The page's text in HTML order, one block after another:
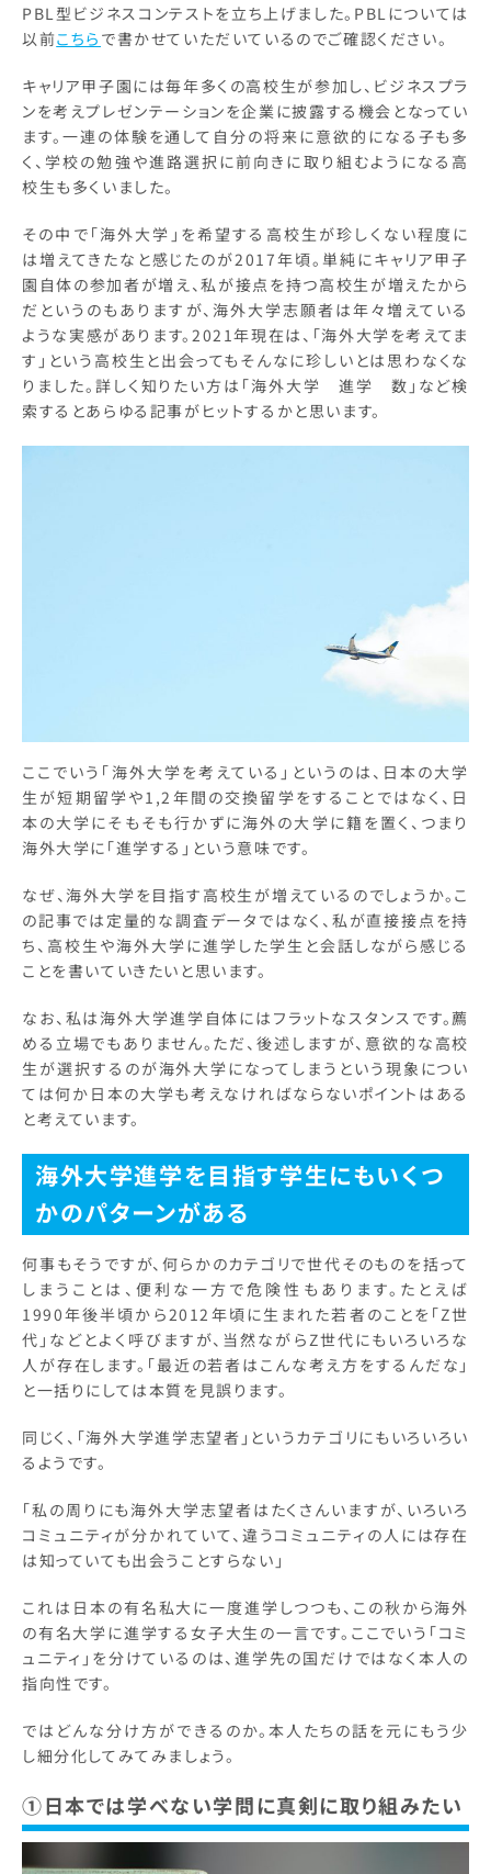
PBL型ビジネスコンテストを立ち上げました。PBLについては
以前こちら で書かせていただいているのでご確認ください。
キャリア甲子園には毎年多くの高校生が参加し、ビジネスプラ
ンを考えプレゼンテーションを企業に披露する機会となってい
ます。一連の体験を通して自分の将来に意欲的になる子も多
く、学校の勉強や進路選択に前向きに取り組むようになる高
校生も多くいました。
その中で「海外大学」を希望する高校生が珍しくない程度に
は増えてきたなと感じたのが2017年頃。単純にキャリア甲子
園自体の参加者が増え、私が接点を持つ高校生が増えたから
だというのもありますが、海外大学志願者は年々増えている
ような実感があります。2021年現在は、「海外大学を考えてま
す」という高校生と出会ってもそんなに珍しいとは思わなくな
りました。詳しく知りたい方は「海外大学 進学 数」など検
索するとあらゆる記事がヒットするかと思います。
ここでいう「海外大学を考えている」というのは、日本の大学
生が短期留学や1,2年間の交換留学をすることではなく、日
本の大学にそもそも行かずに海外の大学に籍を置く、つまり
海外大学に「進学する」という意味です。
なぜ、海外大学を目指す高校生が増えているのでしょうか。こ
の記事では定量的な調査データではなく、私が直接接点を持
ち、高校生や海外大学に進学した学生と会話しながら感じる
ことを書いていきたいと思います。
なお、私は海外大学進学自体にはフラットなスタンスです。薦
める立場でもありません。ただ、後述しますが、意欲的な高校
生が選択するのが海外大学になってしまうという現象につい
ては何か日本の大学も考えなければならないポイントはある
と考えています。
海外大学進学を目指す学生にもいくつ
かのパターンがある
何事もそうですが、何らかのカテゴリで世代そのものを括って
しまうことは、便利な一方で危険性もあります。たとえば
1990年後半頃から2012年頃に生まれた若者のことを「Z世
代」などとよく呼びますが、当然ながらZ世代にもいろいろな
人が存在します。「最近の若者はこんな考え方をするんだな」
と一括りにしては本質を見誤ります。
同じく、「海外大学進学志望者」というカテゴリにもいろいろい
るようです。
「私の周りにも海外大学志望者はたくさんいますが、いろいろ
コミュニティが分かれていて、違うコミュニティの人には存在
は知っていても出会うことすらない」
これは日本の有名私大に一度進学しつつも、この秋から海外
の有名大学に進学する女子大生の一言です。ここでいう「コミ
ュニティ」を分けているのは、進学先の国だけではなく本人の
指向性です。
ではどんな分け方ができるのか。本人たちの話を元にもう少
し細分化してみてみましょう。
①日本では学べない学問に真剣に取り組みたい